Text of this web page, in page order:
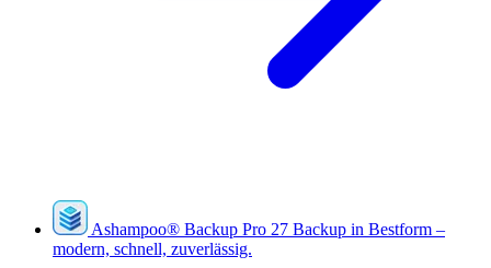
Ashampoo® Backup Pro 27 Backup in Bestform –
modern, schnell, zuverlässig.